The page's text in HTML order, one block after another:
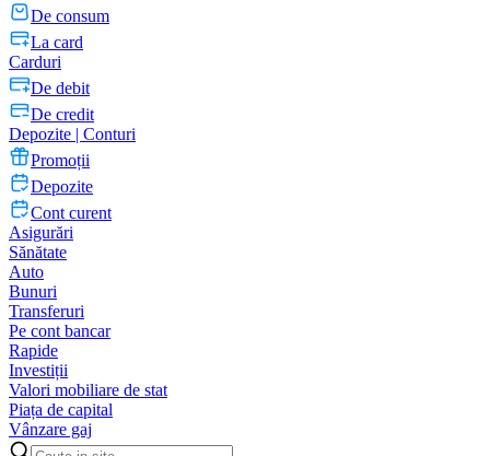
De consum
La card
Carduri
De debit
De credit
Depozite | Conturi
Promoții
Depozite
Cont curent
Asigurări
Sănătate
Auto
Bunuri
Transferuri
Pe cont bancar
Rapide
Investiții
Valori mobiliare de stat
Piața de capital
Vânzare gaj